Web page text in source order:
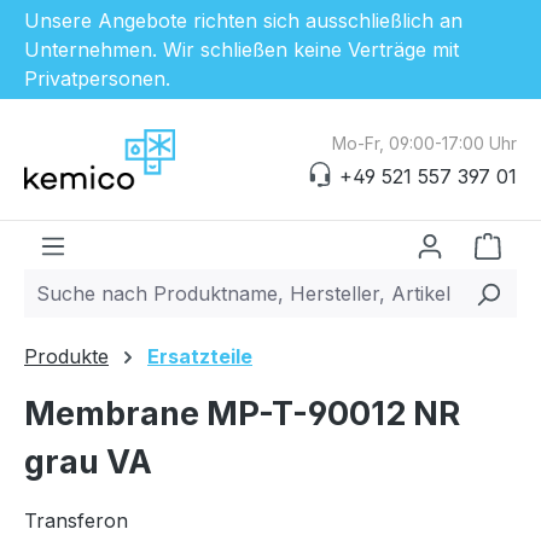
Unsere Angebote richten sich ausschließlich an
Unternehmen. Wir schließen keine Verträge mit
Privatpersonen.
Zum Hauptinhalt springen
Mo-Fr, 09:00-17:00 Uhr
+49 521 557 397 01
Produkte Ersatzteile
Membrane MP-T-90012 NR
grau VA
Transferon